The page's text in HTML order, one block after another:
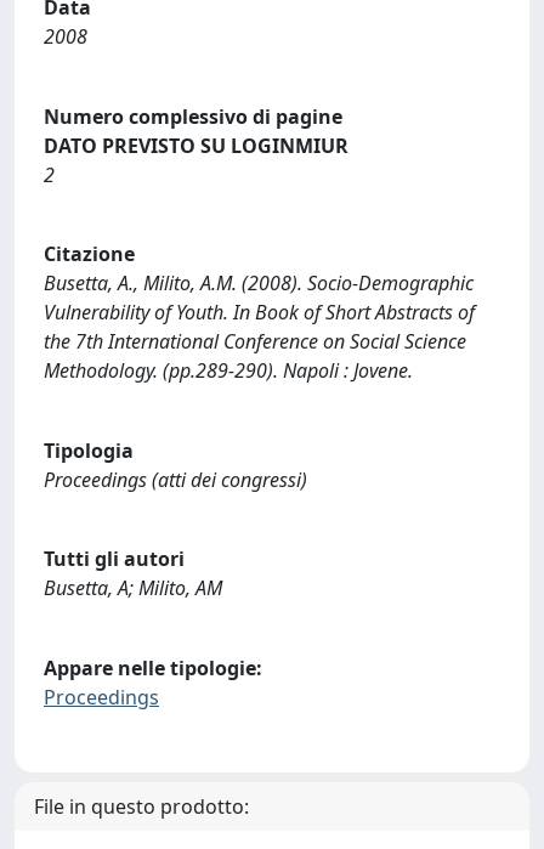
Data
2008
Numero complessivo di pagine
DATO PREVISTO SU LOGINMIUR
2
Citazione
Busetta, A., Milito, A.M. (2008). Socio-Demographic
Vulnerability of Youth. In Book of Short Abstracts of
the 7th International Conference on Social Science
Methodology. (pp.289-290). Napoli : Jovene.
Tipologia
Proceedings (atti dei congressi)
Tutti gli autori
Busetta, A; Milito, AM
Appare nelle tipologie:
Proceedings
File in questo prodotto: